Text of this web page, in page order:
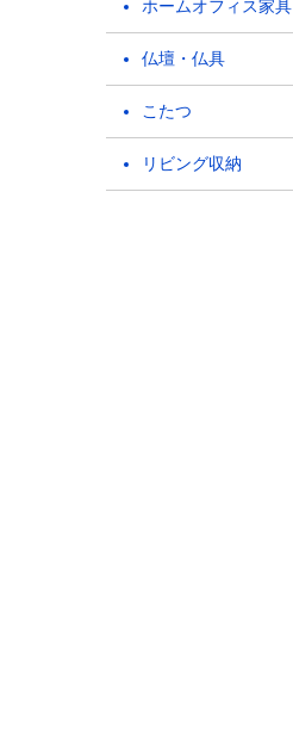
ホームオフィス家具
仏壇・仏具
こたつ
リビング収納